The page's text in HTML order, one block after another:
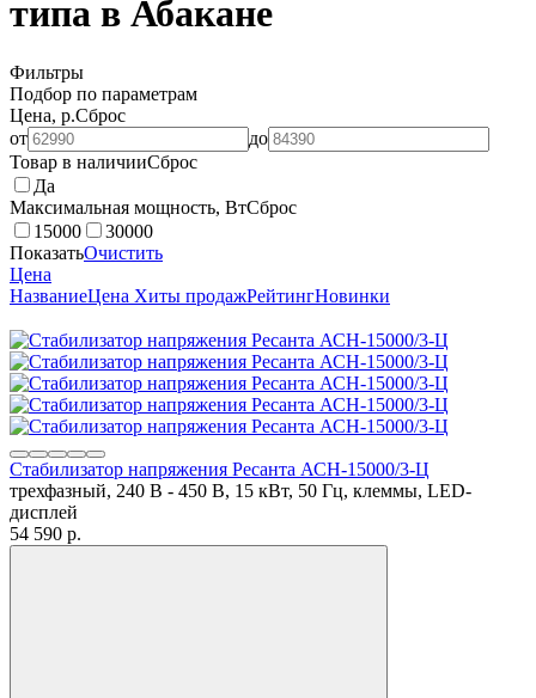
типа в Абакане
Фильтры
Подбор по параметрам
Цена, р.Сброс
от
до
Товар в наличииСброс
Да
Максимальная мощность, ВтСброс
15000
30000
ПоказатьОчистить
Цена
НазваниеЦена Хиты продажРейтингНовинки
Стабилизатор напряжения Ресанта АСН-15000/3-Ц
трехфазный, 240 В - 450 В, 15 кВт, 50 Гц, клеммы, LED-
дисплей
54 590 p.